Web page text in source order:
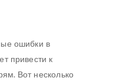
ошибки в
привести к
Вот несколько